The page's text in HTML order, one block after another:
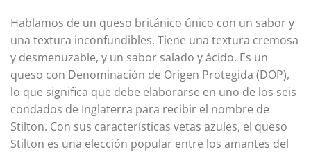
Hablamos de un queso británico único con un sabor y
una textura inconfundibles. Tiene una textura cremosa
y desmenuzable, y un sabor salado y ácido. Es un
queso con Denominación de Origen Protegida (DOP),
lo que significa que debe elaborarse en uno de los seis
condados de Inglaterra para recibir el nombre de
Stilton. Con sus características vetas azules, el queso
Stilton es una elección popular entre los amantes del